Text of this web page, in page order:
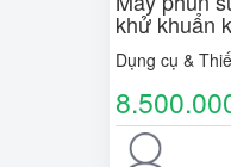
khử khuẩn
phun khử
Dụng cụ &